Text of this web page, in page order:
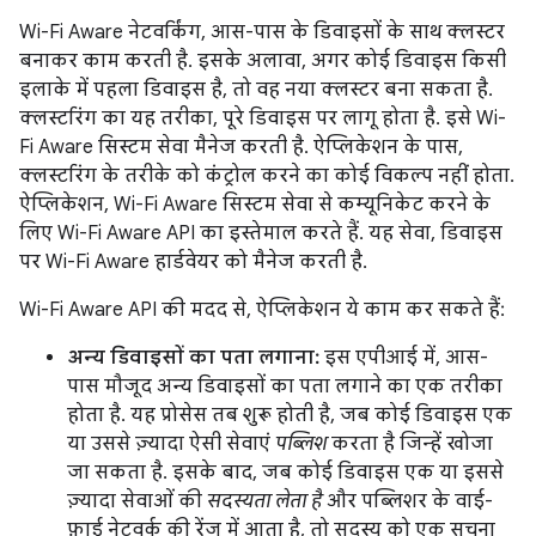
Wi-Fi Aware नेटवर्किंग, आस-पास के डिवाइसों के साथ क्लस्टर
बनाकर काम करती है. इसके अलावा, अगर कोई डिवाइस किसी
इलाके में पहला डिवाइस है, तो वह नया क्लस्टर बना सकता है.
क्लस्टरिंग का यह तरीका, पूरे डिवाइस पर लागू होता है. इसे Wi-
Fi Aware सिस्टम सेवा मैनेज करती है. ऐप्लिकेशन के पास,
क्लस्टरिंग के तरीके को कंट्रोल करने का कोई विकल्प नहीं होता.
ऐप्लिकेशन, Wi-Fi Aware सिस्टम सेवा से कम्यूनिकेट करने के
लिए Wi-Fi Aware API का इस्तेमाल करते हैं. यह सेवा, डिवाइस
पर Wi-Fi Aware हार्डवेयर को मैनेज करती है.
Wi-Fi Aware API की मदद से, ऐप्लिकेशन ये काम कर सकते हैं:
अन्य डिवाइसों का पता लगाना: इस एपीआई में, आस-
पास मौजूद अन्य डिवाइसों का पता लगाने का एक तरीका
होता है. यह प्रोसेस तब शुरू होती है, जब कोई डिवाइस एक
या उससे ज़्यादा ऐसी सेवाएं पब्लिशकरता है जिन्हें खोजा
जा सकता है. इसके बाद, जब कोई डिवाइस एक या इससे
ज़्यादा सेवाओं की सदस्यता लेता हैऔर पब्लिशर के वाई-
फ़ाई नेटवर्क की रेंज में आता है, तो सदस्य को एक सूचना